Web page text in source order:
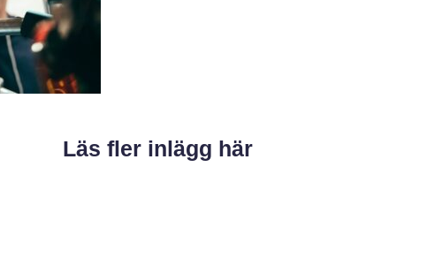
Läs fler inlägg här